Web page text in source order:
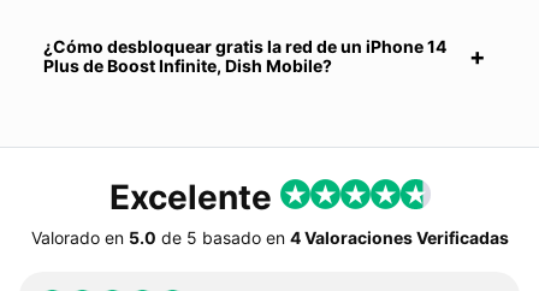
¿Cómo desbloquear gratis la red de un iPhone 14
Plus de Boost Infinite, Dish Mobile?
Excelente
Valorado en 5.0 de 5 basado en 4 Valoraciones Verificadas